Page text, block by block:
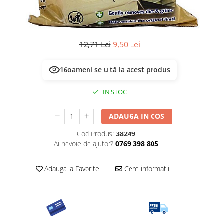
12,71 Lei 9,50 Lei
16oameni se uită la acest produs
IN STOC
ADAUGA IN COS
Cod Produs: 38249
Ai nevoie de ajutor? 0769 398 805
Adauga la Favorite Cere informatii